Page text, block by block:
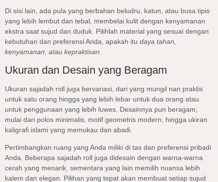
Di sisi lain, ada pula yang berbahan beludru, katun, atau busa tipis
yang lebih lembut dan tebal, membelai kulit dengan kenyamanan
ekstra saat sujud dan duduk. Pilihlah material yang sesuai dengan
kebutuhan dan preferensi Anda, apakah itu daya tahan,
kenyamanan, atau kepraktisan
Ukuran dan Desain yang Beragam
Ukuran sajadah roll juga bervariasi, dari yang mungil nan praktis
untuk satu orang hingga yang lebih lebar untuk dua orang atau
untuk penggunaan yang lebih luwes. Desainnya pun beragam,
mulai dari polos minimalis, motif geometris modern, hingga ukiran
kaligrafi islami yang memukau dan abadi.
Pertimbangkan ruang yang Anda miliki di tas dan preferensi pribadi
Anda. Beberapa sajadah roll juga didesain dengan warna-warna
cerah yang menarik, sementara yang lain memilih nuansa lebih
kalem dan elegan. Pilihan yang tepat akan membuat setiap sujud